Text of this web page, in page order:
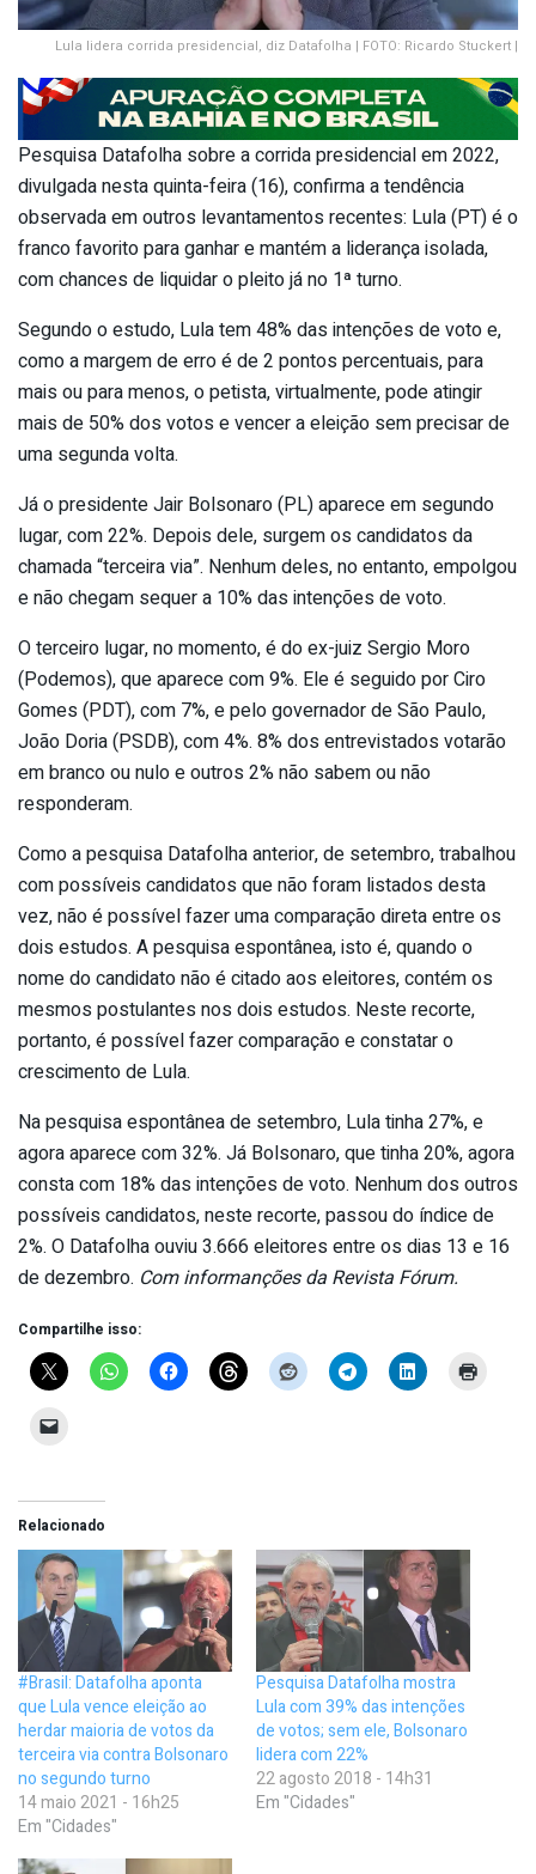
Lula lidera corrida presidencial, diz Datafolha | FOTO: Ricardo Stuckert |
Pesquisa Datafolha sobre a corrida presidencial em 2022,
divulgada nesta quinta-feira (16), confirma a tendência
observada em outros levantamentos recentes: Lula (PT) é o
franco favorito para ganhar e mantém a liderança isolada,
com chances de liquidar o pleito já no 1ª turno.
Segundo o estudo, Lula tem 48% das intenções de voto e,
como a margem de erro é de 2 pontos percentuais, para
mais ou para menos, o petista, virtualmente, pode atingir
mais de 50% dos votos e vencer a eleição sem precisar de
uma segunda volta.
Já o presidente Jair Bolsonaro (PL) aparece em segundo
lugar, com 22%. Depois dele, surgem os candidatos da
chamada “terceira via”. Nenhum deles, no entanto, empolgou
e não chegam sequer a 10% das intenções de voto.
O terceiro lugar, no momento, é do ex-juiz Sergio Moro
(Podemos), que aparece com 9%. Ele é seguido por Ciro
Gomes (PDT), com 7%, e pelo governador de São Paulo,
João Doria (PSDB), com 4%. 8% dos entrevistados votarão
em branco ou nulo e outros 2% não sabem ou não
responderam.
Como a pesquisa Datafolha anterior, de setembro, trabalhou
com possíveis candidatos que não foram listados desta
vez, não é possível fazer uma comparação direta entre os
dois estudos. A pesquisa espontânea, isto é, quando o
nome do candidato não é citado aos eleitores, contém os
mesmos postulantes nos dois estudos. Neste recorte,
portanto, é possível fazer comparação e constatar o
crescimento de Lula.
Na pesquisa espontânea de setembro, Lula tinha 27%, e
agora aparece com 32%. Já Bolsonaro, que tinha 20%, agora
consta com 18% das intenções de voto. Nenhum dos outros
possíveis candidatos, neste recorte, passou do índice de
2%. O Datafolha ouviu 3.666 eleitores entre os dias 13 e 16
de dezembro. Com informanções da Revista Fórum.
Compartilhe isso:
Relacionado
#Brasil: Datafolha aponta
que Lula vence eleição ao
herdar maioria de votos da
terceira via contra Bolsonaro
no segundo turno
14 maio 2021 - 16h25
Em "Cidades"
Pesquisa Datafolha mostra
Lula com 39% das intenções
de votos; sem ele, Bolsonaro
lidera com 22%
22 agosto 2018 - 14h31
Em "Cidades"